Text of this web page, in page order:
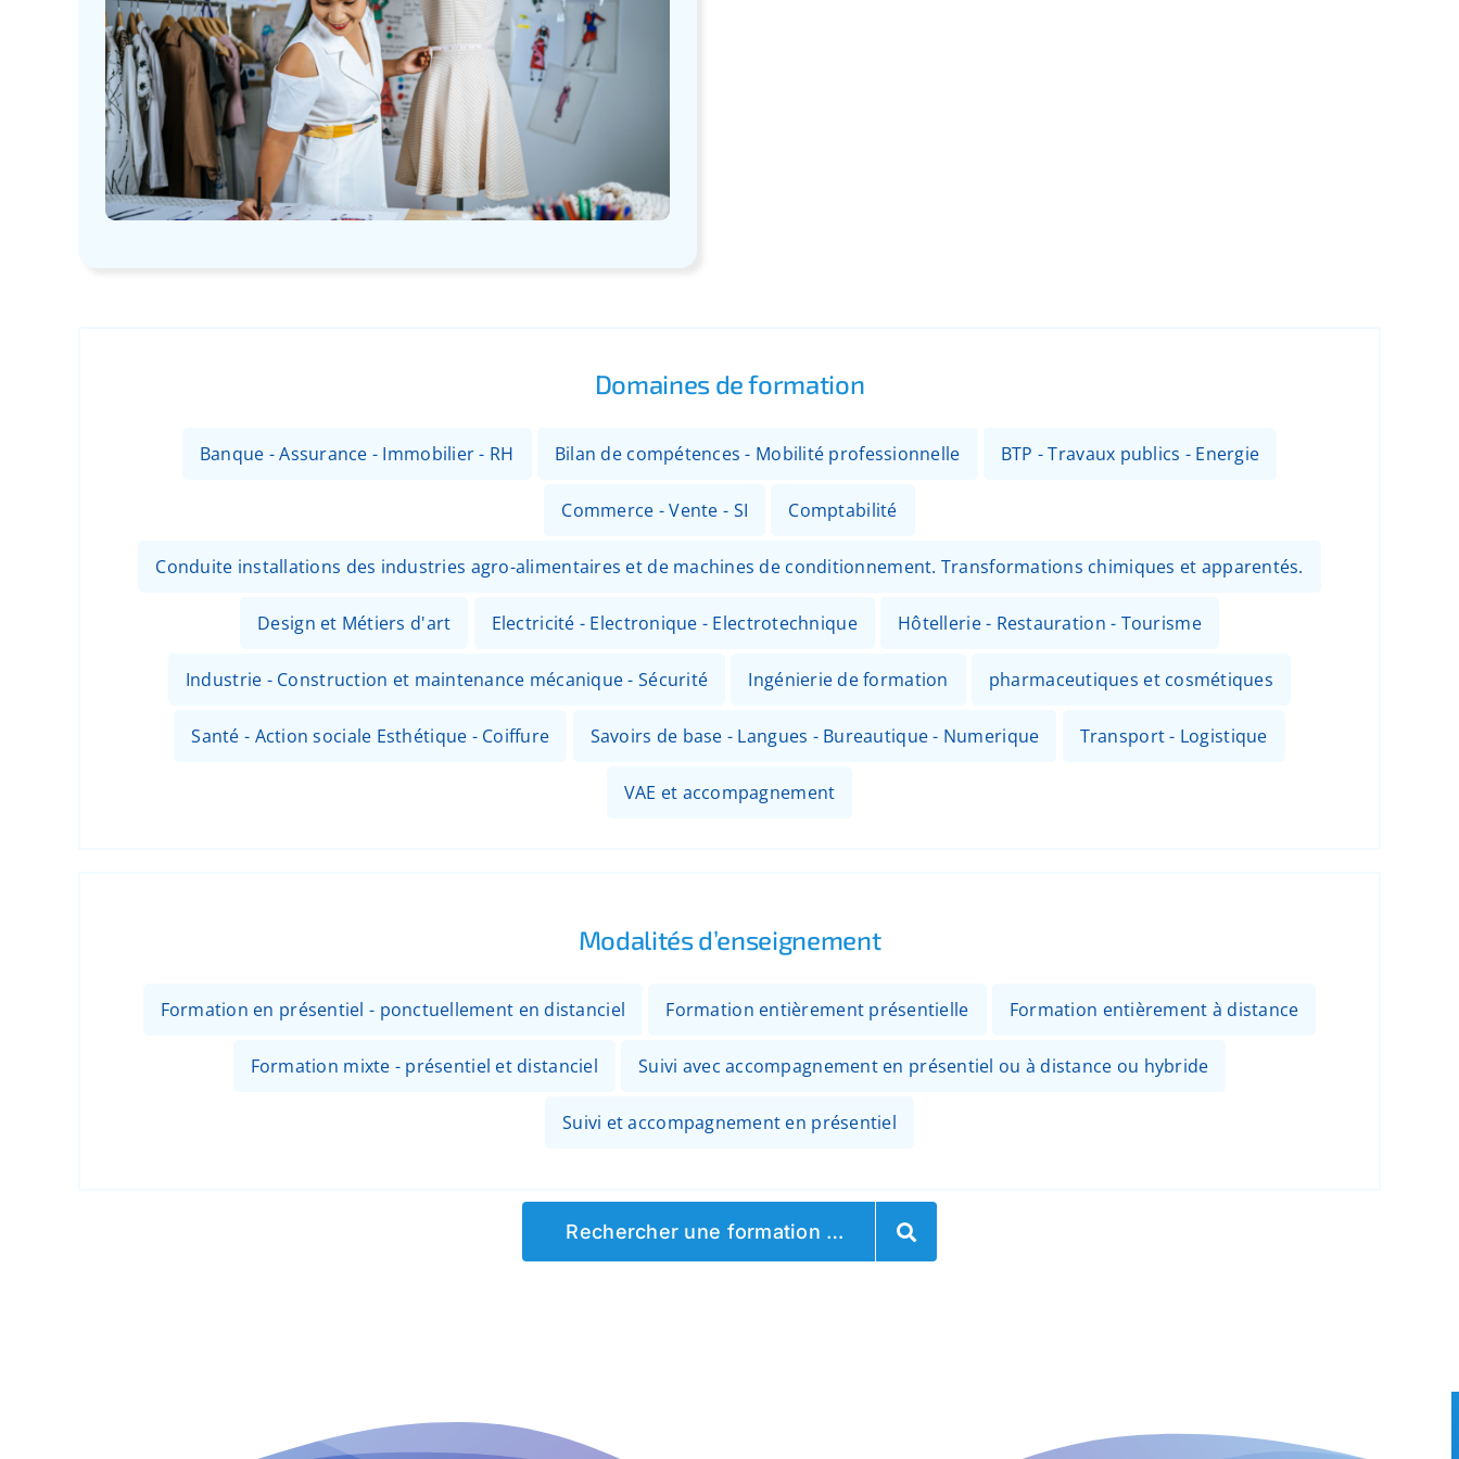
Domaines de formation
Banque - Assurance - Immobilier - RH Bilan de compétences - Mobilité professionnelle BTP - Travaux publics - Energie
Commerce - Vente - SI Comptabilité
Conduite installations des industries agro-alimentaires et de machines de conditionnement. Transformations chimiques et apparentés.
Design et Métiers d'art Electricité - Electronique - Electrotechnique Hôtellerie - Restauration - Tourisme
Industrie - Construction et maintenance mécanique - Sécurité Ingénierie de formation pharmaceutiques et cosmétiques
Santé - Action sociale Esthétique - Coiffure Savoirs de base - Langues - Bureautique - Numerique Transport - Logistique
VAE et accompagnement
Modalités d’enseignement
Formation en présentiel - ponctuellement en distanciel Formation entièrement présentielle Formation entièrement à distance
Formation mixte - présentiel et distanciel Suivi avec accompagnement en présentiel ou à distance ou hybride
Suivi et accompagnement en présentiel
Rechercher une formation …